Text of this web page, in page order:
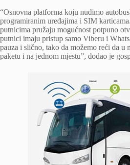
“Osnovna platforma koju nudimo
programiranim uređajima i SIM
putnicima pružaju mogućnost potpuno
putnici imaju pristup samo Viberu i
pauza i slično, tako da možemo reći da
paketu i na jednom mjestu”, dodao je